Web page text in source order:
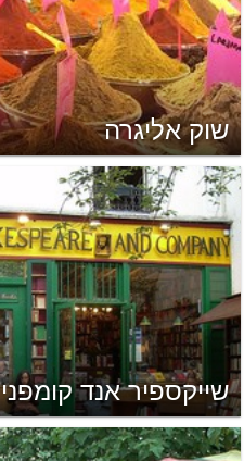
שוק אליגרה
שייקספיר אנד קומפני